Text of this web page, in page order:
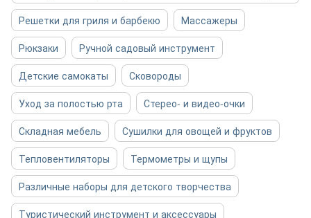
Решетки для гриля и барбекю
Массажеры
Рюкзаки
Ручной садовый инструмент
Детские самокаты
Сковороды
Уход за полостью рта
Стерео- и видео-очки
Складная мебель
Сушилки для овощей и фруктов
Тепловентиляторы
Термометры и щупы
Различные наборы для детского творчества
Туристический инструмент и аксессуары